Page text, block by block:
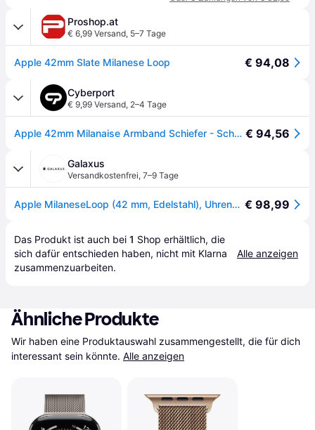
Proshop.at
€ 6,99 Versand, 5–7 Tage
Apple 42mm Slate Milanese Loop € 94,08
Cyberport
€ 9,99 Versand, 2–4 Tage
Apple 42mm Milanaise Armband Schiefer - Schwarz € 94,56
Galaxus
Versandkostenfrei, 7–9 Tage
Apple MilaneseLoop (42 mm, Edelstahl), Uhrenarmband, Grau € 98,99
Das Produkt ist auch bei 1 Shop erhältlich, die
sich dafür entschieden haben, nicht mit Klarna
zusammenzuarbeiten.
Alle anzeigen
Ähnliche Produkte
Wir haben eine Produktauswahl zusammengestellt, die für dich
interessant sein könnte. Alle anzeigen